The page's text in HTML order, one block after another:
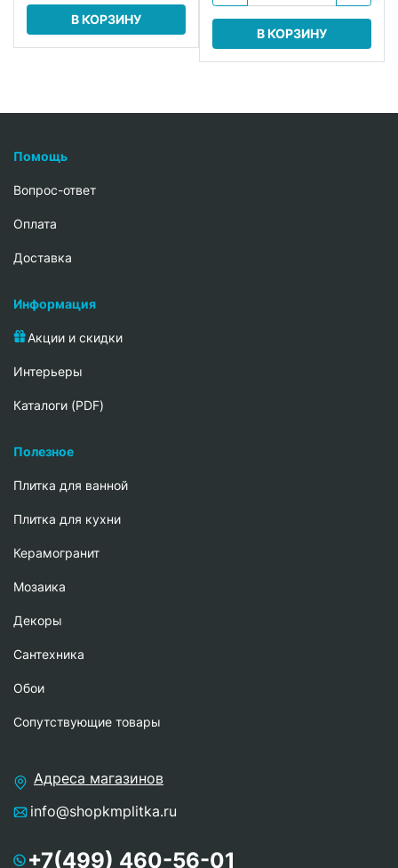
В КОРЗИНУ
В КОРЗИНУ
Помощь
Вопрос-ответ
Oплата
Доставка
Информация
Акции и скидки
Интерьеры
Каталоги (PDF)
Полезное
Плитка для ванной
Плитка для кухни
Керамогранит
Мозаика
Декоры
Сантехника
Обои
Сопутствующие товары
Адреса магазинов
info@shopkmplitka.ru
+7(499) 460-56-01